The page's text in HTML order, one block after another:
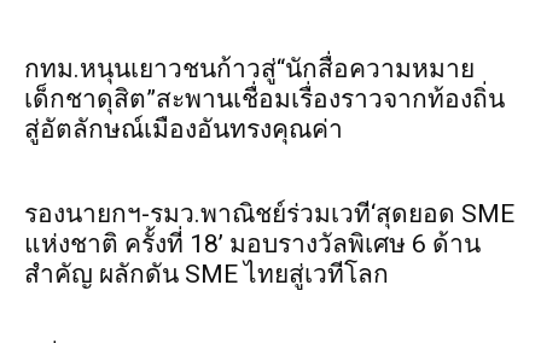
กทม.หนุนเยาวชนก้าวสู่“นักสื่อความหมาย
เด็กชาดุสิต”สะพานเชื่อมเรื่องราวจากท้องถิ่น
สู่อัตลักษณ์เมืองอันทรงคุณค่า
รองนายกฯ-รมว.พาณิชย์ร่วมเวที‘สุดยอด SME
แห่งชาติ ครั้งที่ 18’ มอบรางวัลพิเศษ 6 ด้าน
สำคัญ ผลักดัน SME ไทยสู่เวทีโลก